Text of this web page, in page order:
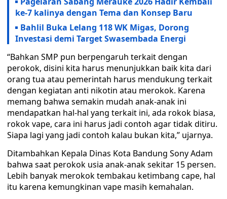
ke-7 kalinya dengan Tema dan Konsep Baru
Bahlil Buka Lelang 118 WK Migas, Dorong
Investasi demi Target Swasembada Energi
“Bahkan SMP pun berpengaruh terkait dengan
perokok, disini kita harus menunjukkan baik kita dari
orang tua atau pemerintah harus mendukung terkait
dengan kegiatan anti nikotin atau merokok. Karena
memang bahwa semakin mudah anak-anak ini
mendapatkan hal-hal yang terkait ini, ada rokok biasa,
rokok vape, cara ini harus jadi contoh agar tidak ditiru.
Siapa lagi yang jadi contoh kalau bukan kita,” ujarnya.
Ditambahkan Kepala Dinas Kota Bandung Sony Adam
bahwa saat perokok usia anak-anak sekitar 15 persen.
Lebih banyak merokok tembakau ketimbang cape, hal
itu karena kemungkinan vape masih kemahalan.